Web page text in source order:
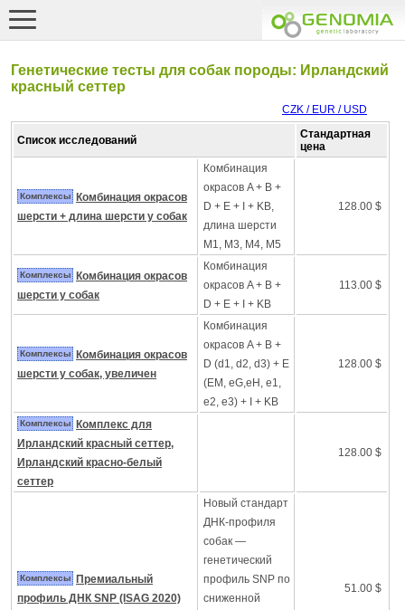
Генетические тесты для собак породы: Ирландский
красный сеттер
CZK / EUR / USD
Список исследований
Стандартная
цена
Комплексы
Комбинация окрасов
шерсти + длина шерсти у собак
Комбинация
окрасов A + B +
D + E + I + KB,
длина шерсти
M1, M3, M4, M5
128.00 $
Комплексы
Комбинация окрасов
шерсти у собак
Комбинация
окрасов A + B +
D + E + I + KB
113.00 $
Комплексы
Комбинация окрасов
шерсти у собак, увеличен
Комбинация
окрасов A + B +
D (d1, d2, d3) + E
(EM, eG,eH, e1,
e2, e3) + I + KB
128.00 $
Комплексы
Комплекс для
Ирландский красный сеттер,
Ирландский красно-белый
сеттер
128.00 $
Комплексы
Премиальный
профиль ДНК SNP (ISAG 2020)
Новый стандарт
ДНК-профиля
собак —
генетический
профиль SNP по
сниженной
51.00 $